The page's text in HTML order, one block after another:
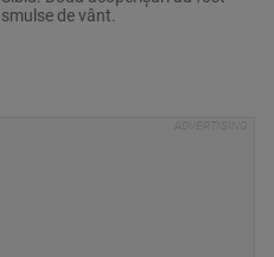
smulse de vânt.